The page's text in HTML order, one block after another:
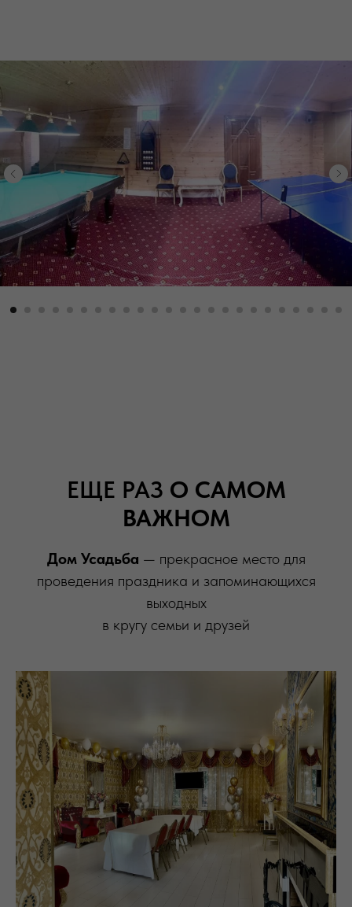
ЕЩЕ РАЗ О САМОМ
ВАЖНОМ
Дом Усадьба — прекрасное место для
проведения праздника и запоминающихся
выходных
в кругу семьи и друзей